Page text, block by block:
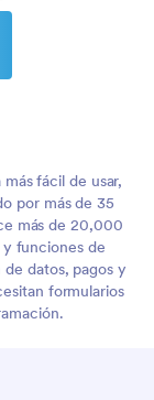
fácil de usar,
por más de 35
más de 20,000
y funciones de
datos, pagos y
formularios